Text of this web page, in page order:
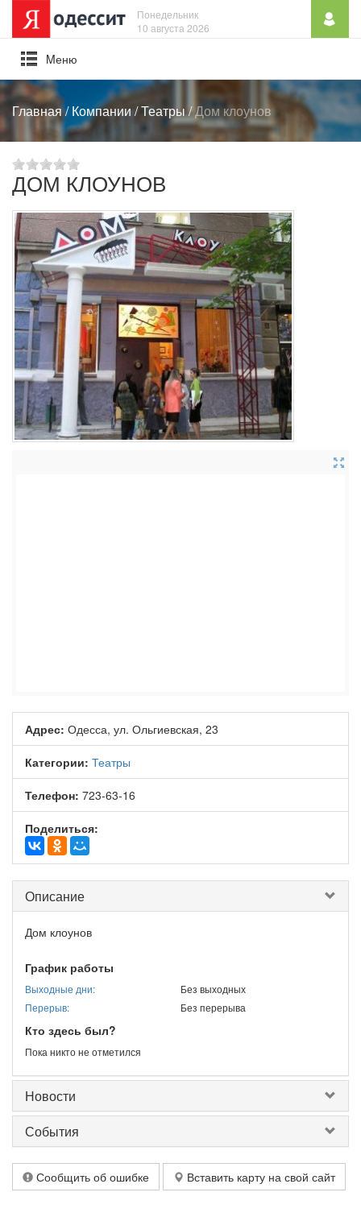
Понедельник
10 августа 2026
Mеню
Главная/Компании/Театры/Дом клоунов
ДОМ КЛОУНОВ
Адрес: Одесса, ул. Ольгиевская, 23
Категории: Театры
Телефон: 723-63-16
Поделиться:
Описание
Дом клоунов
График работы
Выходные дни:
Без выходных
Перерыв:
Без перерыва
Кто здесь был?
Пока никто не отметился
Новости
События
Сообщить об ошибке Вставить карту на свой сайт